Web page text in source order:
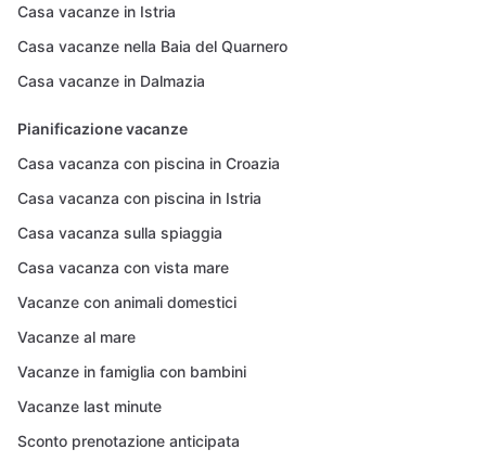
Casa vacanze in Istria
Casa vacanze nella Baia del Quarnero
Casa vacanze in Dalmazia
Pianificazione vacanze
Casa vacanza con piscina in Croazia
Casa vacanza con piscina in Istria
Casa vacanza sulla spiaggia
Casa vacanza con vista mare
Vacanze con animali domestici
Vacanze al mare
Vacanze in famiglia con bambini
Vacanze last minute
Sconto prenotazione anticipata